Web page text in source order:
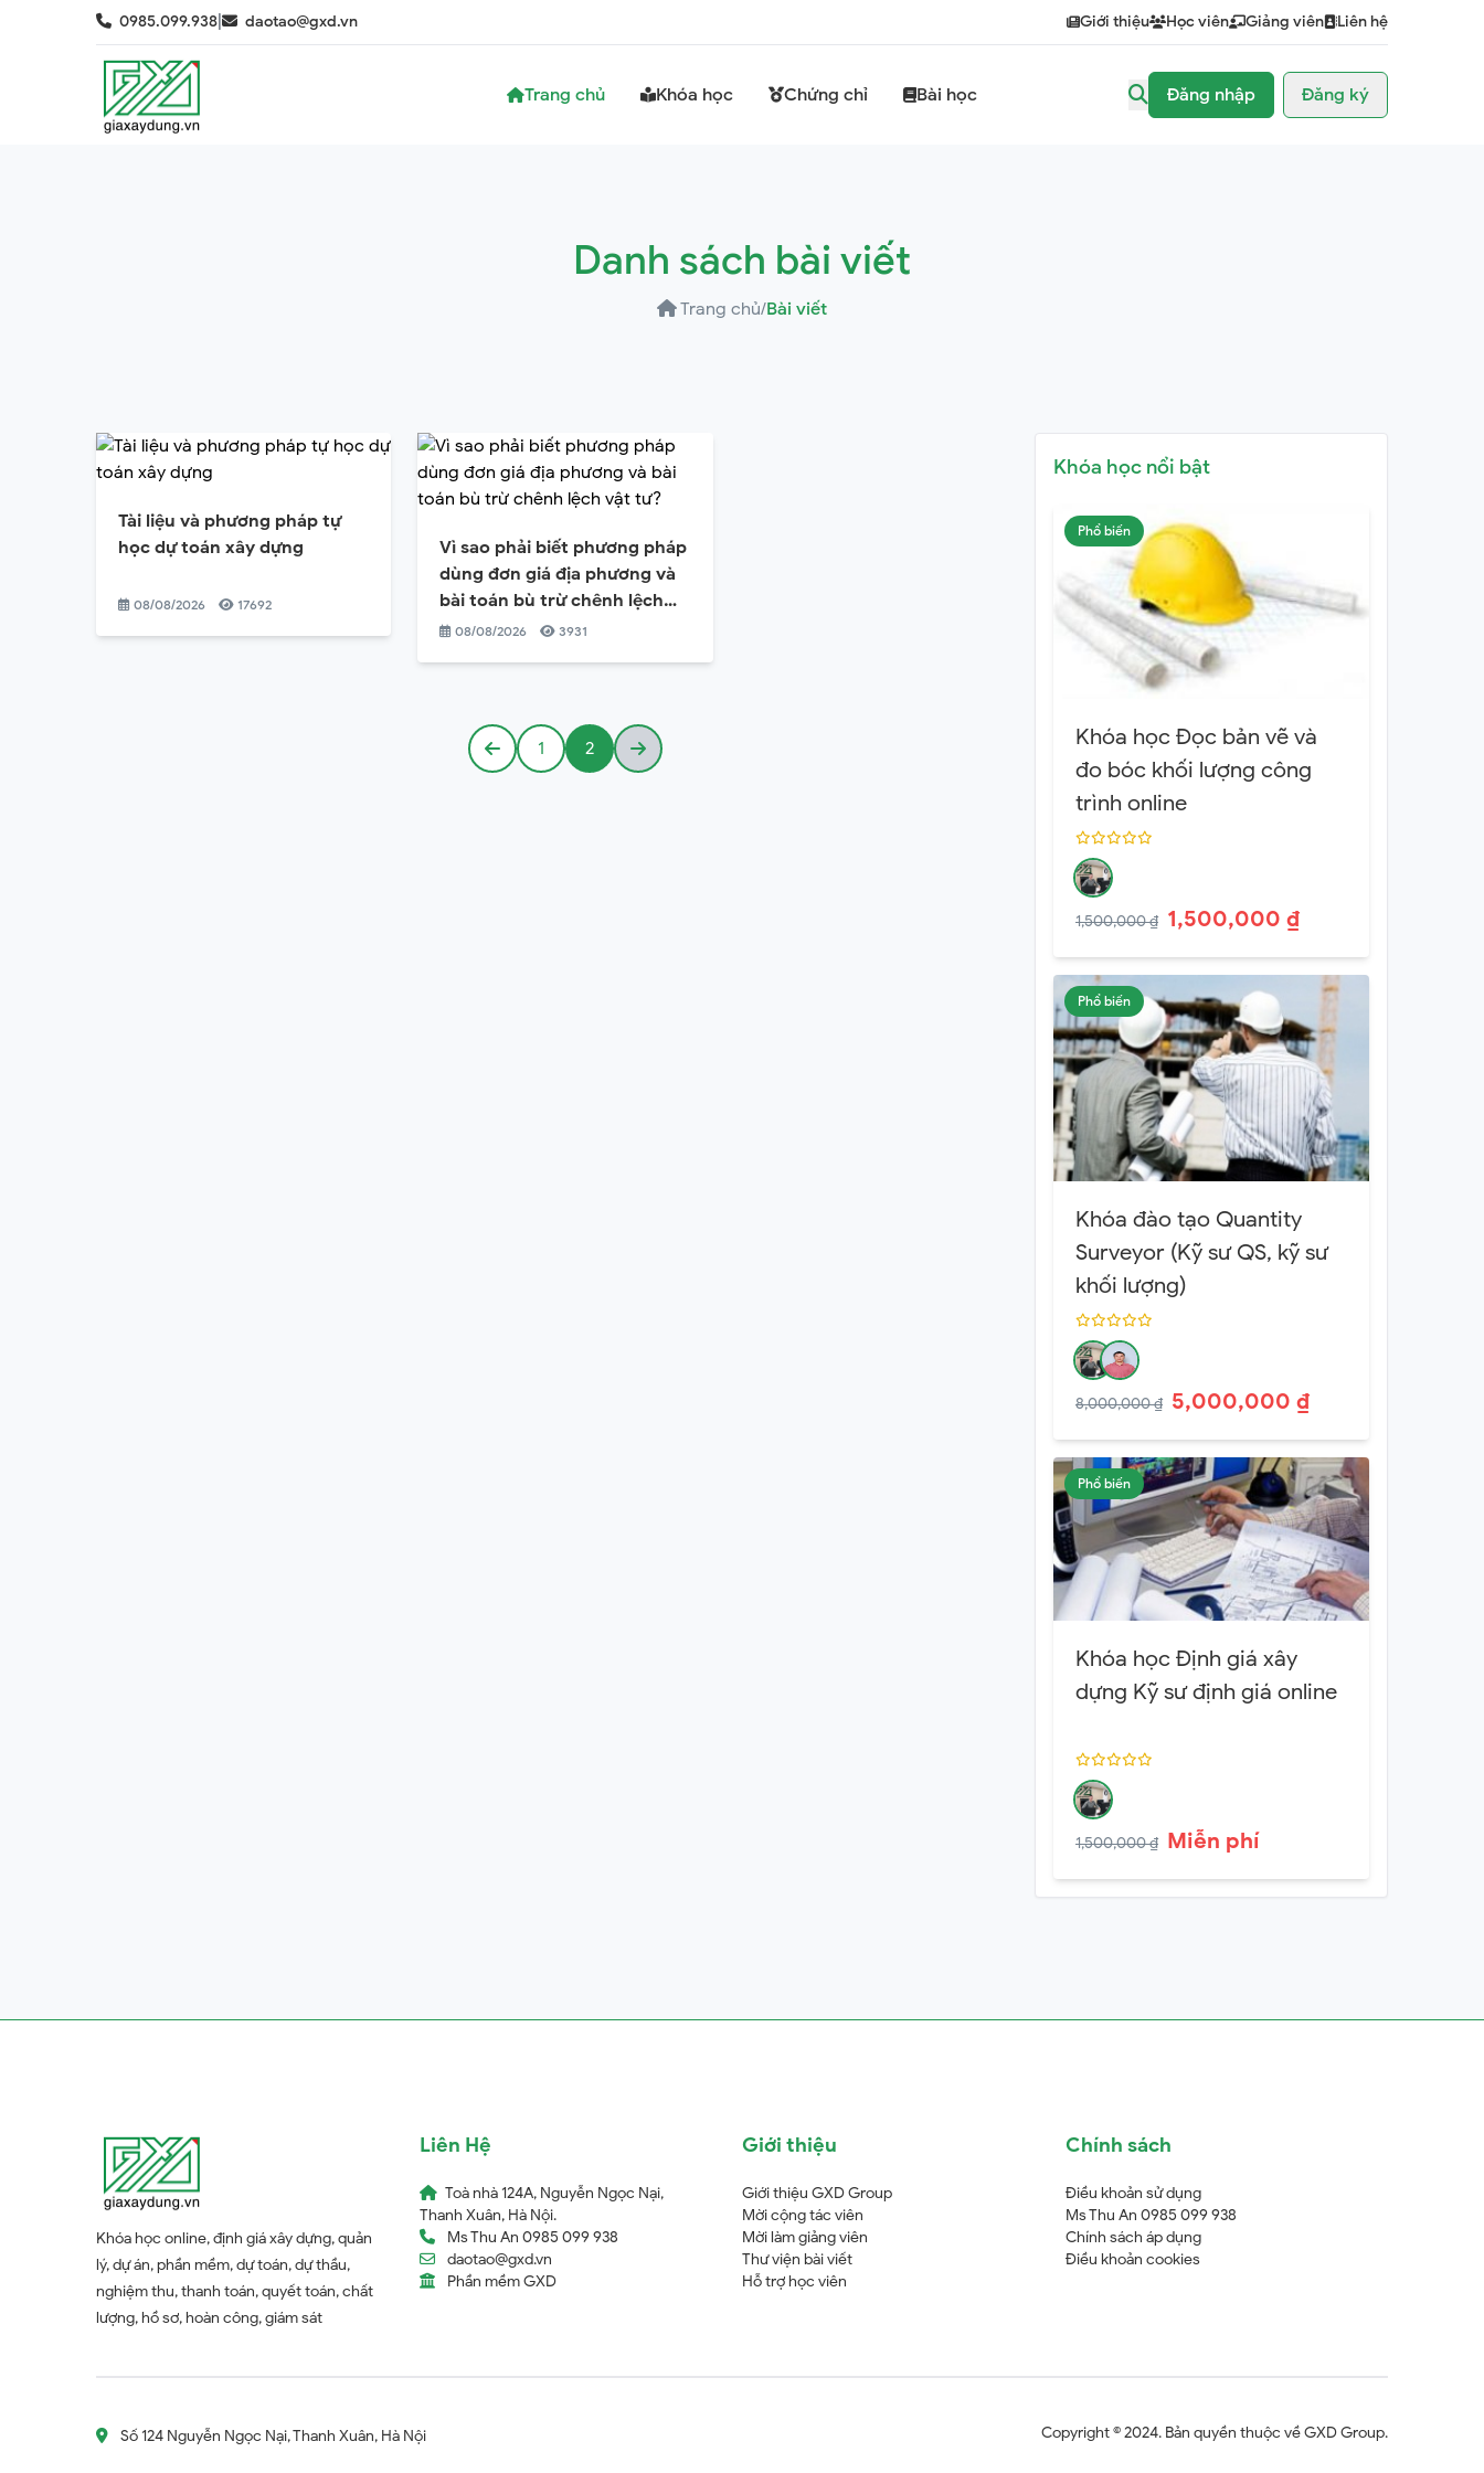
0985.099.938 daotao@gxd.vn Giới thiệu Học viên Giảng viên Liên hệ
Trang chủ Khóa học Chứng chỉ Bài học Đăng nhập Đăng ký
Danh sách bài viết
Trang chủ/Bài viết
Tài liệu và phương pháp tự
học dự toán xây dựng
08/08/2026 17692
Vì sao phải biết phương pháp
dùng đơn giá địa phương và
bài toán bù trừ chênh lệch
vật tư?
08/08/2026 3931
1 2
Khóa học nổi bật
Phổ biến
Khóa học Đọc bản vẽ và
đo bóc khối lượng công
trình online
1,500,000 ₫ 1,500,000 ₫
Phổ biến
Khóa đào tạo Quantity
Surveyor (Kỹ sư QS, kỹ sư
khối lượng)
8,000,000 ₫ 5,000,000 ₫
Phổ biến
Khóa học Định giá xây
dựng Kỹ sư định giá online
1,500,000 ₫ Miễn phí
Khóa học online, định giá xây dựng, quản
lý, dự án, phần mềm, dự toán, dự thầu,
nghiệm thu, thanh toán, quyết toán, chất
lượng, hồ sơ, hoàn công, giám sát
Liên Hệ
Toà nhà 124A, Nguyễn Ngọc Nại,
Thanh Xuân, Hà Nội.
Ms Thu An 0985 099 938
daotao@gxd.vn
Phần mềm GXD
Giới thiệu
Giới thiệu GXD Group
Mời cộng tác viên
Mời làm giảng viên
Thư viện bài viết
Hỗ trợ học viên
Chính sách
Điều khoản sử dụng
Ms Thu An 0985 099 938
Chính sách áp dụng
Điều khoản cookies
Số 124 Nguyễn Ngọc Nại, Thanh Xuân, Hà Nội Copyright © 2024. Bản quyền thuộc về GXD Group.